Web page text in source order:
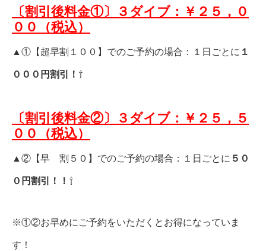
〔割引後料金①〕３ダイブ： ￥２ ５ ，０
００（税込）
▲①【超早割１００】でのご予約の場合：１日ごとに １
０００円割引！ ⇧
〔割引後料金②〕３ダイブ： ￥２ ５ ，５
００（税込）
▲②【早 割５０】でのご予約の場合：１日ごとに ５０
０円割引！！ ⇧
※①②お早めにご予約をいただくとお得になっていま
す！